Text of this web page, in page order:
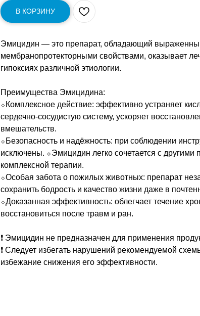
В КОРЗИНУ
Эмицидин — это препарат, обладающий
мембранопротекторными свойствами, оказывает
гипоксиях различной этиологии.
Преимущества Эмицидина:
⬦Комплексное действие: эффективно устраняет
сердечно-сосудистую систему, ускоряет
вмешательств.
⬦Безопасность и надёжность: при соблюдении
исключены. ⬦Эмицидин легко сочетается с
комплексной терапии.
⬦Особая забота о пожилых животных: препарат
сохранить бодрость и качество жизни даже в
⬦Доказанная эффективность: облегчает течение
восстановиться после травм и ран.
❗ Эмицидин не предназначен для применения
❗ Следует избегать нарушений рекомендуемой
избежание снижения его эффективности.